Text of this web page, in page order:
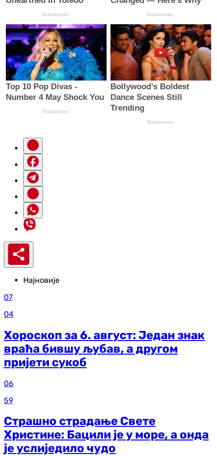
Најновије
07
04
Хороскоп за 6. август: Један знак
враћа бившу љубав, а другом
пријети сукоб
06
59
Страшно страдање Свете
Христине: Бацили је у море, а онда
је услиједило чудо